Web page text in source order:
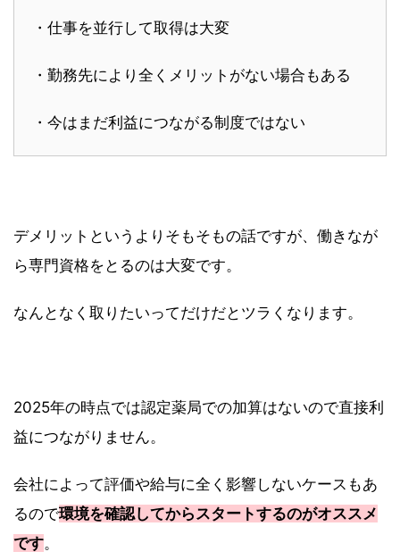
・仕事を並行して取得は大変
・勤務先により全くメリットがない場合もある
・今はまだ利益につながる制度ではない
デメリットというよりそもそもの話ですが、働きなが
ら専門資格をとるのは大変です。
なんとなく取りたいってだけだとツラくなります。
2025年の時点では認定薬局での加算はないので直接利
益につながりません。
会社によって評価や給与に全く影響しないケースもあ
るので環境を確認してからスタートするのがオススメ
です。